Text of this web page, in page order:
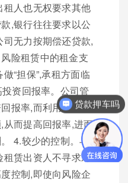
人也无权要求其他
,银行往往要求以公
无力按期偿还贷款,
险租赁中的租金支
“担保”,承租方面临
资回报率。公司管
报率,而利用风险租
而提高回报率,进而
4.较少的控制。与
赁出资人不寻求对
控制,即使向风险企
贷款押车吗
你们是怎么收费的呢？